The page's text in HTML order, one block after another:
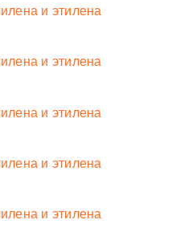
и этилена
и этилена
и этилена
и этилена
и этилена